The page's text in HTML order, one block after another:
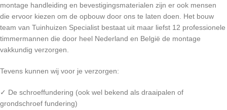
montage handleiding en bevestigingsmaterialen zijn er ook mensen
die ervoor kiezen om de opbouw door ons te laten doen. Het bouw
team van Tuinhuizen Specialist bestaat uit maar liefst 12 professionele
timmermannen die door heel Nederland en België de montage
vakkundig verzorgen.
Tevens kunnen wij voor je verzorgen:
✓ De schroeffundering (ook wel bekend als draaipalen of
grondschroef fundering)